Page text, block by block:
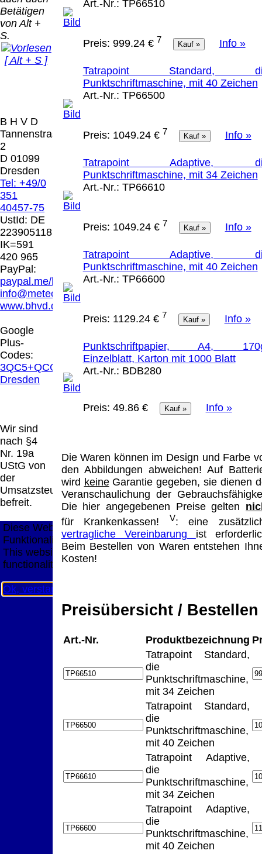
Betätigen
von Alt +
S.
[ Alt + S ]
B H V D
Tannenstrasse
2
D 01099
Dresden
Tel: +49/0
351
40457-75
UstId: DE
223905118
IK=591
420 965
PayPal:
paypal.me/blindenhilfsmittel
info@meteor.vision
www.bhvd.de
Google
Plus-
Codes:
3QC5+QCG
Dresden
Wir sind
nach §4
Nr. 19a
UStG von
der
Umsatzsteuer
befreit.
Art.-Nr.: TP66510
Preis: 999.24 € 7 Info »
Tatrapoint Standard,
Punktschriftmaschine, mit 40 Zeichen
Art.-Nr.: TP66500
Preis: 1049.24 € 7 Info »
Tatrapoint Adaptive,
Punktschriftmaschine, mit 34 Zeichen
Art.-Nr.: TP66610
Preis: 1049.24 € 7 Info »
Tatrapoint Adaptive,
Punktschriftmaschine, mit 40 Zeichen
Art.-Nr.: TP66600
Preis: 1129.24 € 7 Info »
Punktschriftpapier, A4,
Einzelblatt, Karton mit 1000 Blatt
Art.-Nr.: BDB280
Preis: 49.86 € Info »
Die Waren können im Design und Farbe
den Abbildungen abweichen! Auf
wird keineGarantie gegeben, sie dienen
Veranschaulichung der
Die hier angegebenen Preise gelten
für Krankenkassen!
V: eine
vertragliche Vereinbarung ist
Beim Bestellen von Waren entstehen
Kosten!
Preisübersicht / Bestellen
Art.-Nr. Produktbezeichnung
Tatrapoint Standard,
die
Punktschriftmaschine,
mit 34 Zeichen
Tatrapoint Standard,
die
Punktschriftmaschine,
mit 40 Zeichen
Tatrapoint Adaptive,
die
Punktschriftmaschine,
mit 34 Zeichen
Tatrapoint Adaptive,
die
Punktschriftmaschine,
mit 40 Zeichen
Der Versand erfolgt
Paket.
Selbstabholung
vom Büro oder
Ausstellungen:
0.00 €
Email z.B. einen
Lizenzschlüssel
Rechnung /
Lieferschein. Sie
erhalten also
Die in diesem Dokument genannten
Warenzeichen sind Eigentum der jeweiligen
Firmen. Preisänderungen, Irrtümer und
technische Änderungen vorbehalten.
letzte Änderung: 1. Januar 2026 Blinden
Hilfsmittel Vertrieb Dresden,
Mit einem Urteil vom 12.05.1998 - 312 O
85/98 - Haftung für Links hat das Landgericht
Hamburg entschieden, dass man durch die
Anbringung eines Links, die Inhalte der
gelinkten Seite ggf. mit zu verantworten hat.
Dieses kann nur dadurch verhindert werden,
dass man sich ausdrücklich von diesen
Inhalten distanziert. Hiermit distanzieren wir
uns ausdrücklich von allen Inhalten, aller
gelinkten Seiten auf unserer Homepage und
machen uns diese Inhalte nicht zu eigen.
Diese Erklärung gilt für alle auf unserer
Homepage angebrachten Links.
Die Europäische Kommission stellt eine
Plattform zur Online-Streitbeilegung (OS)
bereit. Die Plattform finden Sie unter
http://ec.europa.eu/consumers/odr/
Mailadresse lautet:
Seitenanfang Impressum AGB
Widerruf
Datenschutz Urheberrechte Kontakt
Links
Katalog (PDF) Sitemap
große Anzeige Schließen X
Diese Website nutzt Cookies, um bestmögliche
Funktionalität bieten zu können.
This website uses cookies to provide the best possible
functionality.
Ok, verstanden